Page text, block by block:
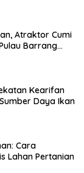
Atraktor Cumi
Barrang
Kearifan
Daya Ikan
Cara
Lahan Pertanian